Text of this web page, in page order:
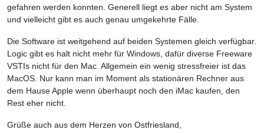
gefahren werden konnten. Generell liegt es aber nicht am System
und vielleicht gibt es auch genau umgekehrte Fälle.
Die Software ist weitgehend auf beiden Systemen gleich verfügbar.
Logic gibt es halt nicht mehr für Windows, dafür diverse Freeware
VSTIs nicht für den Mac. Allgemein ein wenig stressfreier ist das
MacOS. Nur kann man im Moment als stationären Rechner aus
dem Hause Apple wenn überhaupt noch den iMac kaufen, den
Rest eher nicht.
Grüße auch aus dem Herzen von Ostfriesland,